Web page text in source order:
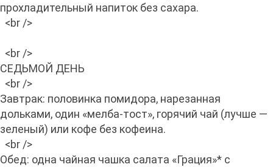
прохладительный напиток без сахара.
<br />
<br />
СЕДЬМОЙ ДЕНЬ
<br />
Завтрак: половинка помидора, нарезанная
дольками, один «мелба-тост», горячий чай (лучше —
зеленый) или кофе без кофеина.
<br />
Обед: одна чайная чашка салата «Грация»* с